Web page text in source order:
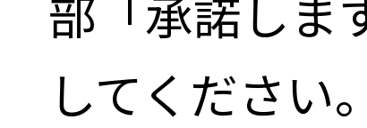
してください。